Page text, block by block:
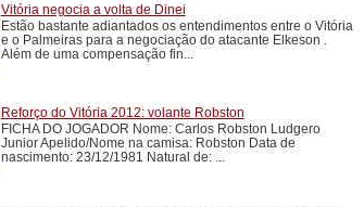
Vitória negocia a volta de Dinei
Estão bastante adiantados os entendimentos entre o Vitória
e o Palmeiras para a negociação do atacante Elkeson .
Além de uma compensação fin...
Reforço do Vitória 2012: volante Robston
FICHA DO JOGADOR Nome: Carlos Robston Ludgero
Junior Apelido/Nome na camisa: Robston Data de
nascimento: 23/12/1981 Natural de: ...